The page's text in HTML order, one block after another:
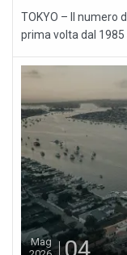
TOKYO – Il numero
prima volta dal
Mag
04